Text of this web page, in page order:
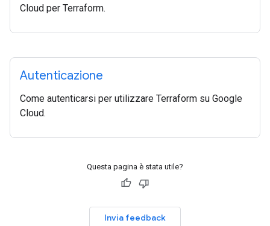
Cloud per Terraform.
Autenticazione
Come autenticarsi per utilizzare Terraform su Google
Cloud.
Questa pagina è stata utile?
Invia feedback